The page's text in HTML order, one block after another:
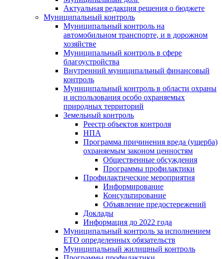
Актуальная редакция решения о бюджете
Муниципальный контроль
Муниципальный контроль на
автомобильном транспорте, и в дорожном
хозяйстве
Муниципальный контроль в сфере
благоустройства
Внутренний муниципальный финансовый
контроль
Муниципальный контроль в области охраны
и использования особо охраняемых
природных территорий
Земельный контроль
Реестр объектов контроля
НПА
Программа причинения вреда (ущерба)
охраняемым законом ценностям
Общественные обсуждения
Программы профилактики
Профилактические мероприятия
Информирование
Консультирование
Объявление предостережений
Доклады
Информация до 2022 года
Муниципальный контроль за исполнением
ЕТО определенных обязательств
Муниципальный жилищный контроль